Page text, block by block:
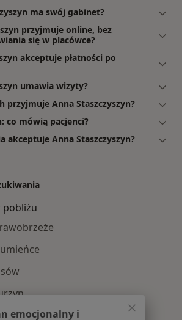
ma swój gabinet?
przyjmuje online, bez
się w placówce?
akceptuje płatności po
umawia wizyty?
przyjmuje Anna Staszczyszyn?
co mówią pacjenci?
akceptuje Anna Staszczyszyn?
pobliżu
emocjonalny i